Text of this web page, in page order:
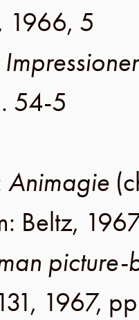
1966, 5
54-5
Animagie
: Beltz,
, 1967,